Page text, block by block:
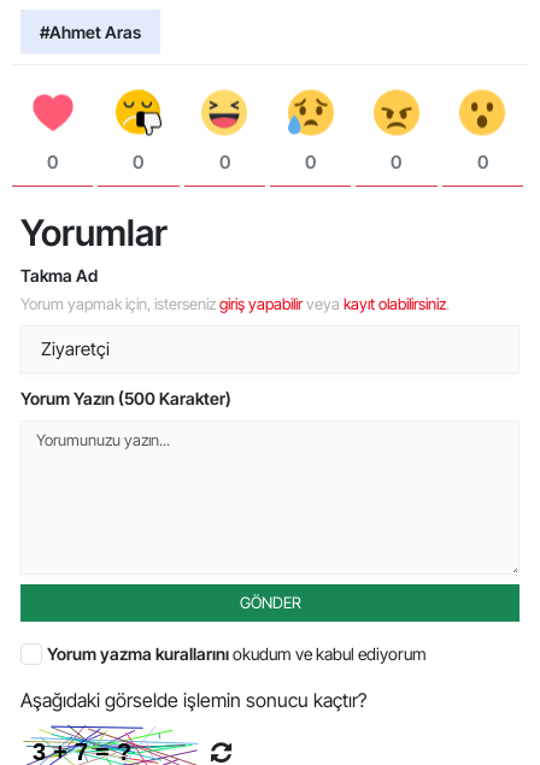
#Ahmet Aras
0 0 0 0 0 0
Yorumlar
Takma Ad
Yorum yapmak için, istersenizgiriş yapabilirveya kayıt olabilirsiniz.
Yorum Yazın (500 Karakter)
GÖNDER
Yorum yazma kurallarınıokudum ve kabul ediyorum
Aşağıdaki görselde işlemin sonucu kaçtır?